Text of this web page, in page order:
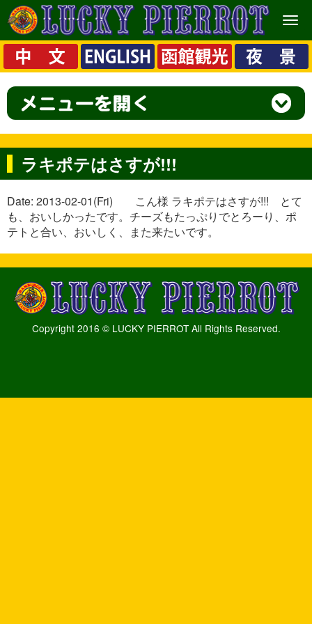
メ
ニ
ュ
ー
ラキポテはさすが!!!
Date: 2013-02-01(Fri) こん様 ラキポテはさすが!!! とて
も、おいしかったです。チーズもたっぷりでとろーり、ポ
テトと合い、おいしく、また来たいです。
Copyright 2016 © LUCKY PIERROT All Rights Reserved.